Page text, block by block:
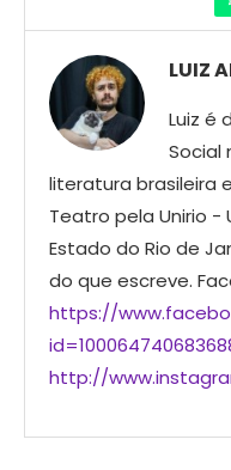
LUIZ
Luiz é
Social
literatura brasileira
Teatro pela Unirio -
Estado do Rio de
do que escreve.
https://
http://